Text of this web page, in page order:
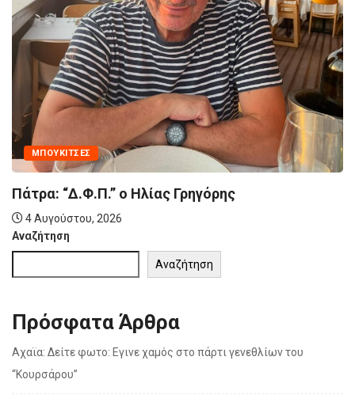
MΠΟΥΚΊΤΣΕΣ
Πάτρα: “Δ.Φ.Π.” ο Ηλίας Γρηγόρης
4 Αυγούστου, 2026
Αναζήτηση
Αναζήτηση
Πρόσφατα Άρθρα
Αχαϊα: Δείτε φωτο: Εγινε χαμός στο πάρτι γενεθλίων του
“Κουρσάρου”